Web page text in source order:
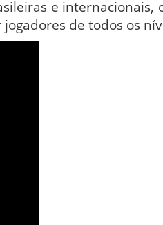
e internacionais,
de todos os